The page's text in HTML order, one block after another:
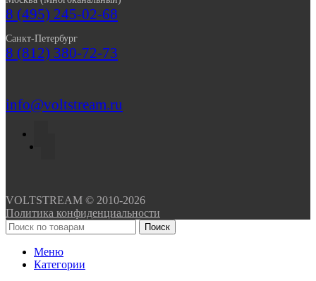
8 (495) 245-02-68
Санкт-Петербург
8 (812) 380-72-73
info@voltstream.ru
VOLTSTREAM © 2010-2026
Политика конфиденциальности
Поиск
Меню
Категории